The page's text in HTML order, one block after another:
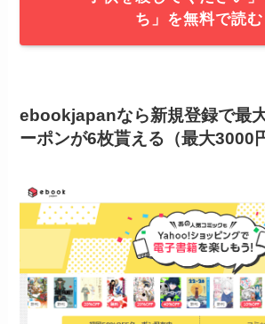
ち」を無料で読む
ebookjapanなら新規登録で最
ーポンが6枚貰える（最大3000